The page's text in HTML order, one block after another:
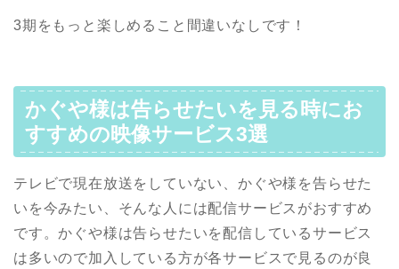
3期をもっと楽しめること間違いなしです！
かぐや様は告らせたいを見る時にお
すすめの映像サービス3選
テレビで現在放送をしていない、かぐや様を告らせた
いを今みたい、そんな人には配信サービスがおすすめ
です。かぐや様は告らせたいを配信しているサービス
は多いので加入している方が各サービスで見るのが良